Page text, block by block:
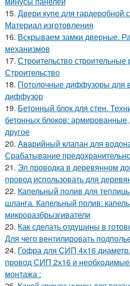
15. Двери купе для гардеробной
Материал изготовления
16. Вскрываем замки дверные.
механизмов
17. Строительство строительные
Строительство
18. Потолочные диффузоры для
диффузор
19. Бетонный блок для стен.
бетонных блоков:
другое
20. Аварийный клапан для
Срабатывание
21. Эл проводка в деревянном
провод использовать для
22. Капельный полив для
шланга. Капельный полив:
микроразбрызгиватели
23. Как сделать отдушины в
Для чего вентилировать
24. Гофра для СИП 4х16 диаметр.
провод СИП 2х16 и
монтажа :